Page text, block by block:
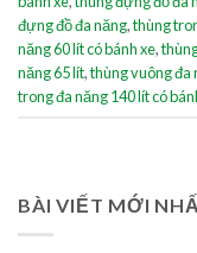
đựng đồ đa năng,thùng
năng 60 lít có bánh xe,
năng 65 lít,thùng vuông đa
trong đa năng 140 lít có
BÀI VIẾT MỚI